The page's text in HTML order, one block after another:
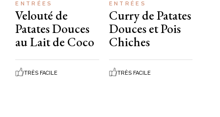
ENTRÉES
Velouté de
Patates Douces
au Lait de Coco
TRÈS FACILE
ENTRÉES
Curry de Patates
Douces et Pois
Chiches
TRÈS FACILE